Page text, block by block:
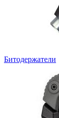
Битодержатели